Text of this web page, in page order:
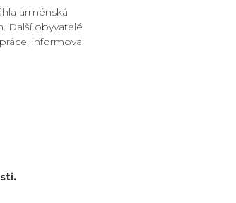
arménská
Další obyvatelé
informoval